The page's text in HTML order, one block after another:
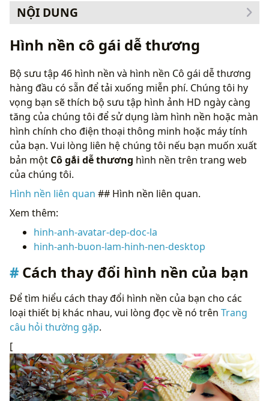
NỘI DUNG
Hình nền cô gái dễ thương
Bộ sưu tập 46 hình nền và hình nền Cô gái dễ thương
hàng đầu có sẵn để tải xuống miễn phí. Chúng tôi hy
vọng bạn sẽ thích bộ sưu tập hình ảnh HD ngày càng
tăng của chúng tôi để sử dụng làm hình nền hoặc màn
hình chính cho điện thoại thông minh hoặc máy tính
của bạn. Vui lòng liên hệ chúng tôi nếu bạn muốn xuất
bản một Cô gắi dễ thương hình nền trên trang web
của chúng tôi.
Hình nền liên quan ## Hình nền liên quan.
Xem thêm:
hinh-anh-avatar-dep-doc-la
hinh-anh-buon-lam-hinh-nen-desktop
Cách thay đổi hình nền của bạn
Để tìm hiểu cách thay đổi hình nền của bạn cho các
loại thiết bị khác nhau, vui lòng đọc về nó trên Trang
câu hỏi thường gặp.
[